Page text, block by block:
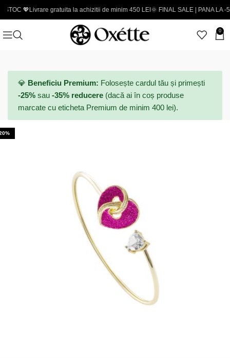
Livrare gratuita la achizitii de minim 450 LEI🌞 FINAL SALE | PANA LA -50% -
0
💎 Beneficiu Premium: Folosește cardul tău și primești
-25% sau -35% reducere (dacă ai în coș produse
marcate cu eticheta Premium de minim 400 lei).